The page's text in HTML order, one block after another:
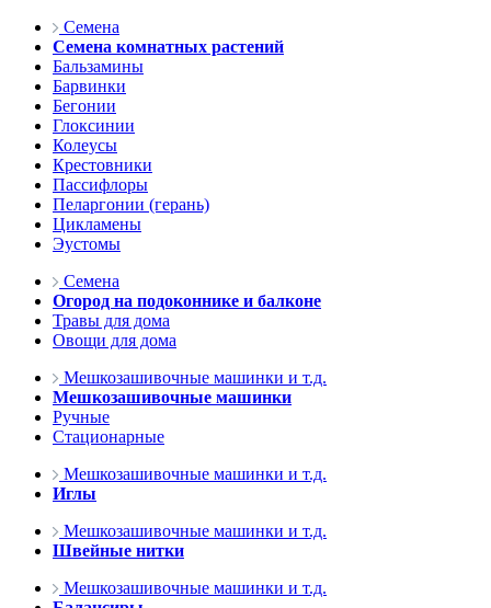
Семена
Семена комнатных растений
Бальзамины
Барвинки
Бегонии
Глоксинии
Колеусы
Крестовники
Пассифлоры
Пеларгонии (герань)
Цикламены
Эустомы
Семена
Огород на подоконнике и балконе
Травы для дома
Овощи для дома
Мешкозашивочные машинки и т.д.
Мешкозашивочные машинки
Ручные
Стационарные
Мешкозашивочные машинки и т.д.
Иглы
Мешкозашивочные машинки и т.д.
Швейные нитки
Мешкозашивочные машинки и т.д.